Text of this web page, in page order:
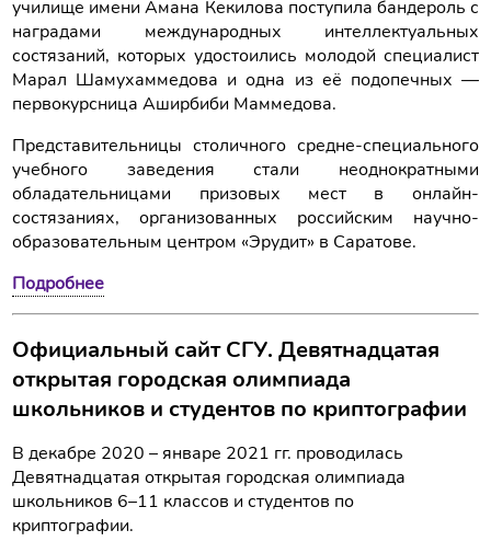
училище имени Амана Кекилова поступила бандероль с
наградами международных интеллектуальных
состязаний, которых удостоились молодой специалист
Марал Шамухаммедова и одна из её подопечных —
первокурсница Аширбиби Маммедова.
Представительницы столичного средне-специального
учебного заведения стали неоднократными
обладательницами призовых мест в онлайн-
состязаниях, организованных российским научно-
образовательным центром «Эрудит» в Саратове.
Подробнее
Официальный сайт СГУ. Девятнадцатая
открытая городская олимпиада
школьников и студентов по криптографии
В декабре 2020 – январе 2021 гг. проводилась
Девятнадцатая открытая городская олимпиада
школьников 6–11 классов и студентов по
криптографии.